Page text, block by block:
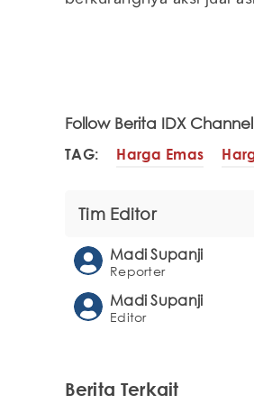
Follow Berita IDX
TAG: Harga Emas
Tim Editor
Madi Supanji
Reporter
Madi Supanji
Editor
Berita Terkait